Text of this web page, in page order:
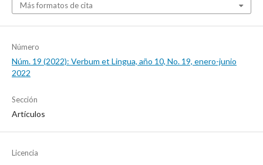
Más formatos de cita
Número
Núm. 19 (2022): Verbum et Lingua, año 10, No. 19, enero-junio
2022
Sección
Artículos
Licencia